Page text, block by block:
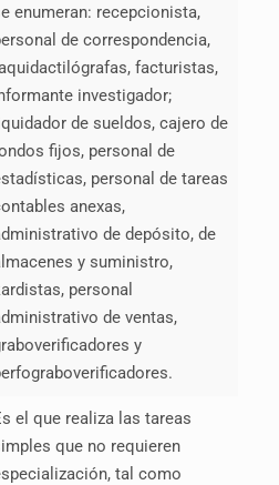
enumeran: recepcionista,
de correspondencia,
facturistas,
investigador;
de sueldos, cajero de
fijos, personal de
personal de tareas
anexas,
de depósito, de
y suministro,
personal
de ventas,
y
el que realiza las tareas
que no requieren
tal como